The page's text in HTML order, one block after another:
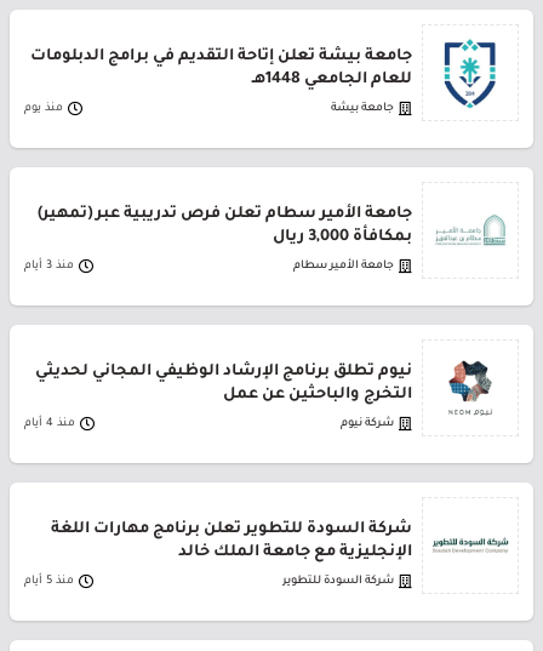
جامعة بيشة تعلن إتاحة التقديم في برامج الدبلومات
للعام الجامعي 1448هـ
جامعة بيشة منذ يوم
جامعة الأمير سطام تعلن فرص تدريبية عبر (تمهير)
بمكافأة 3,000 ريال
جامعة الأمير سطام منذ 3 أيام
نيوم تطلق برنامج الإرشاد الوظيفي المجاني لحديثي
التخرج والباحثين عن عمل
شركة نيوم منذ 4 أيام
شركة السودة للتطوير تعلن برنامج مهارات اللغة
الإنجليزية مع جامعة الملك خالد
شركة السودة للتطوير منذ 5 أيام